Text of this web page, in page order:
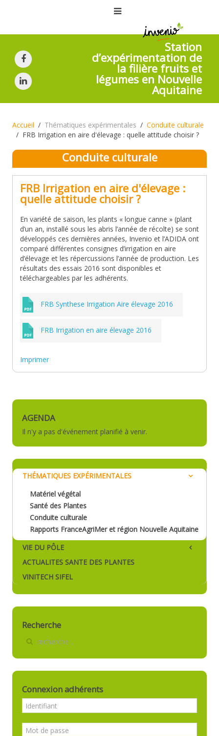
Station
d’expérimentation de
la filière fruits et
légumes en Nouvelle
Aquitaine
Accueil Thématiques expérimentales
Conduite culturale
FRB Irrigation en aire d'élevage : quelle attitude choisir ?
Conduite culturale
FRB Irrigation en aire d'élevage :
quelle attitude choisir ?
En variété de saison, les plants « longue canne » (plant
d’un an, installé sous les abris l’année de récolte) se sont
développés ces dernières années, Invenio et l’ADIDA ont
comparé différentes consignes d’irrigation en aire
d’élevage et les répercussions l’année de production. Les
résultats des essais 2016 sont disponibles et
téléchargeables par les adhérents.
FRB Synthese Irrigation Aire élevage 2016
FRB Irrigation en aire élevage 2016
Imprimer
AGENDA
Il n'y a pas d'événement planifié à venir.
THÉMATIQUES EXPÉRIMENTALES
Matériel végétal
Santé des Plantes
Conduite culturale
Rapports FranceAgriMer et région Nouvelle Aquitaine
VIE DU PÔLE
ACTUALITES SANTE DES PLANTES
VINITECH SIFEL
Recherche
Connexion adhérents